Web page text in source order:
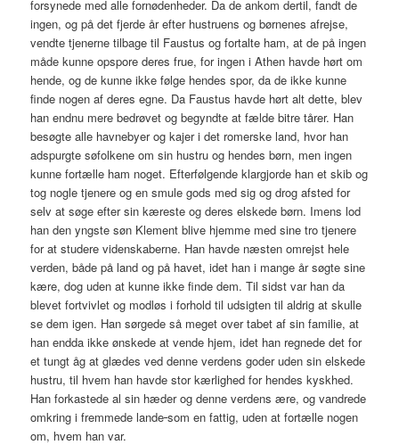
forsynede med alle fornødenheder. Da de ankom dertil, fandt de
ingen, og på det fjerde år efter hustruens og børnenes afrejse,
vendte tjenerne tilbage til Faustus og fortalte ham, at de på ingen
måde kunne opspore deres frue, for ingen i Athen havde hørt om
hende, og de kunne ikke følge hendes spor, da de ikke kunne
finde nogen af deres egne. Da Faustus havde hørt alt dette, blev
han endnu mere bedrøvet og begyndte at fælde bitre tårer. Han
besøgte alle havnebyer og kajer i det romerske land, hvor han
adspurgte søfolkene om sin hustru og hendes børn, men ingen
kunne fortælle ham noget. Efterfølgende klargjorde han et skib og
tog nogle tjenere og en smule gods med sig og drog afsted for
selv at søge efter sin kæreste og deres elskede børn. Imens lod
han den yngste søn Klement blive hjemme med sine tro tjenere
for at studere videnskaberne. Han havde næsten omrejst hele
verden, både på land og på havet, idet han i mange år søgte sine
kære, dog uden at kunne ikke finde dem. Til sidst var han da
blevet fortvivlet og modløs i forhold til udsigten til aldrig at skulle
se dem igen. Han sørgede så meget over tabet af sin familie, at
han endda ikke ønskede at vende hjem, idet han regnede det for
et tungt åg at glædes ved denne verdens goder uden sin elskede
hustru, til hvem han havde stor kærlighed for hendes kyskhed.
Han forkastede al sin hæder og denne verdens ære, og vandrede
omkring i fremmede lande som en fattig, uden at fortælle nogen
om, hvem han var.